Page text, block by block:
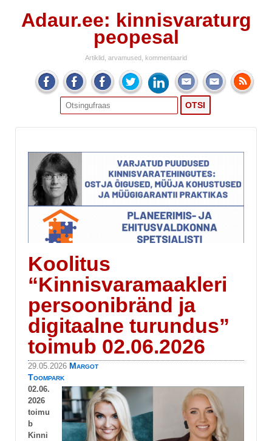
Adaur.ee: kinnisvaraturg
peopesal
Artiklid, arvamused, kommentaarid
Search
for:
Koolitus
“Kinnisvaramaakleri
persoonibränd ja
digitaalne turundus”
toimub 02.06.2026
29.05.2026 Margot
Toompark
02.06.
2026
toimu
b
Kinni